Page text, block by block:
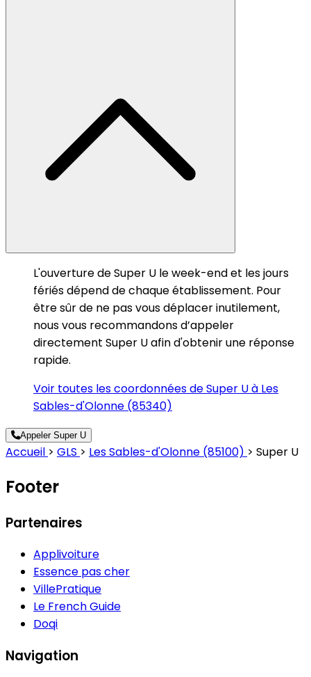
L'ouverture de Super U le week-end et les jours
fériés dépend de chaque établissement. Pour
être sûr de ne pas vous déplacer inutilement,
nous vous recommandons d’appeler
directement Super U afin d'obtenir une réponse
rapide.
Voir toutes les coordonnées de Super U à Les
Sables-d'Olonne (85340)
Appeler Super U
Accueil > GLS > Les Sables-d'Olonne (85100) > Super U
Footer
Partenaires
Applivoiture
Essence pas cher
VillePratique
Le French Guide
Doqi
Navigation